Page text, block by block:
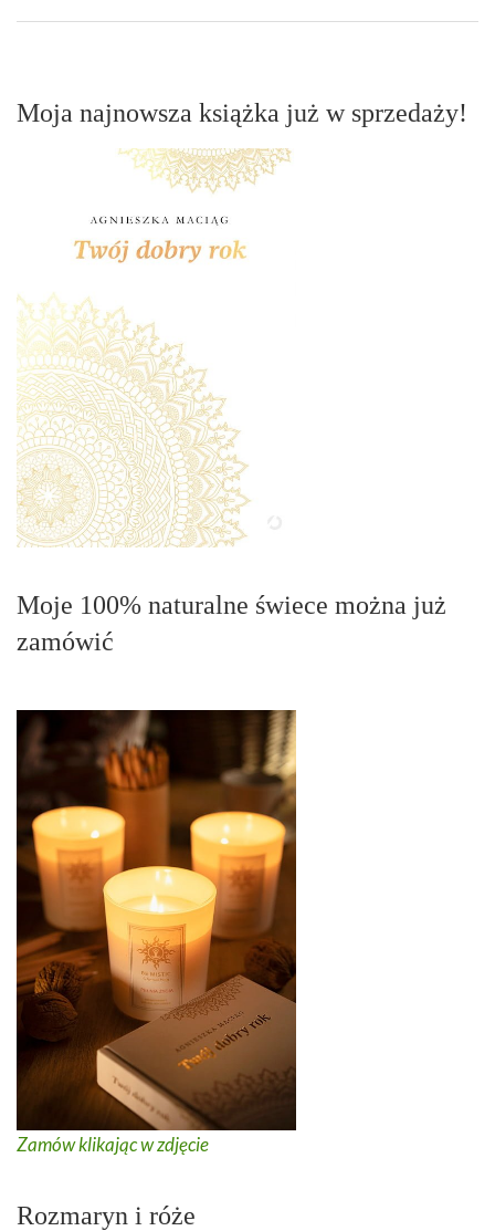
Moja najnowsza książka już w sprzedaży!
Moje 100% naturalne świece można już
zamówić
Zamów klikając w zdjęcie
Rozmaryn i róże